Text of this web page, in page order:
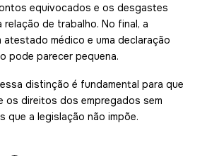
equivocados e os desgastes
de trabalho. No final, a
atestado médico e uma declaração
pode parecer pequena.
distinção é fundamental para que
os direitos dos empregados sem
que a legislação não impõe.